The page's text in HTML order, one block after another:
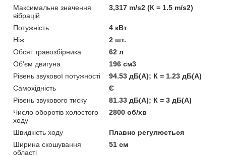
Максимальне значення
вібрацій
3,317 m/s2 (К = 1.5 m/s2)
Потужність
4 кВт
Ніж
2 шт.
Обсяг травозбірника
62 л
Об'єм двигуна
196 см3
Рівень звукової потужності
94.53 дБ(А); К = 1.23 дБ(А)
Самохідність
Є
Рівень звукового тиску
81.33 дБ(А); К = 3 дБ(А)
Число оборотів холостого
ходу
2800 об/хв
Швидкість ходу
Плавно регулюється
Ширина скошування
області
51 см